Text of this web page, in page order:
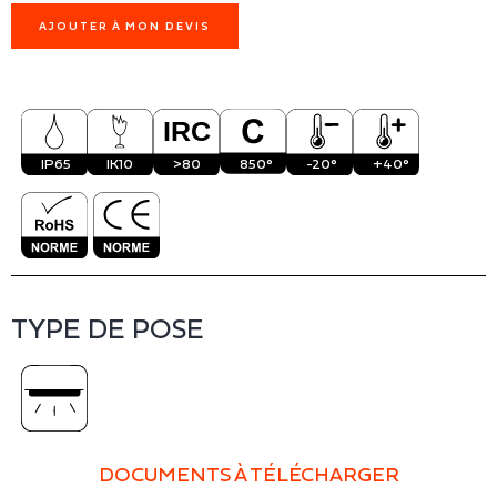
AJOUTER À MON DEVIS
IP65 IK10 >80 850° -20° +40°
TYPE DE POSE
DOCUMENTS À TÉLÉCHARGER